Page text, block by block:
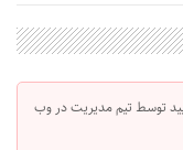
توسط تیم مدیریت در وب